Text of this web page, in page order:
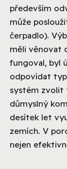
především
může
čerpadlo).
měli věnovat
fungoval, byl
odpovídat
systém zvolit
důmyslný
desítek let
zemích. V
nejen